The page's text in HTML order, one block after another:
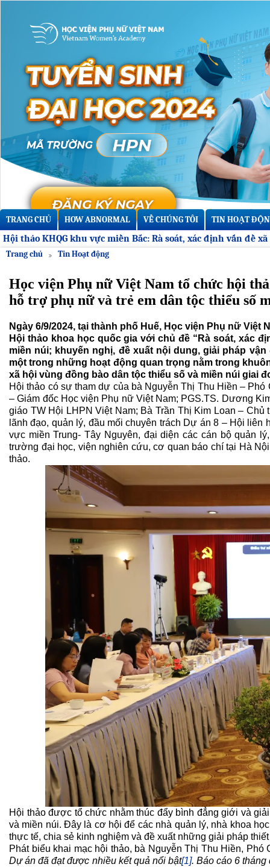
TRANG CHỦ HOW ABNORMAL VỀ CHÚNG TÔI TIN HOẠT
Trang chủ Tin Hoạt động
Học viện Phụ nữ Việt Nam tổ chức hội
hỗ trợ phụ nữ và trẻ em dân tộc thiểu số
Ngày 6/9/2024, tại thành phố Huế, Học viện Phụ nữ
Hội thảo khoa học quốc gia với chủ đề “Rà soát, xác
miền núi; khuyến nghị, đề xuất nội dung, giải pháp
một trong những hoạt động quan trọng nằm trong
xã hội vùng đồng bào dân tộc thiểu số và miền núi giai
Hội thảo có sự tham dự của bà Nguyễn Thị Thu Hiền –
– Giám đốc Học viện Phụ nữ Việt Nam; PGS.TS. Dương
giáo TW Hội LHPN Việt Nam; Bà Trần Thị Kim Loan –
lãnh đạo, quản lý, đầu mối chuyên trách Dự án 8 – Hội
vực miền Trung- Tây Nguyên, đại diện các cán bộ quản
trường đại học, viện nghiên cứu, cơ quan báo chí tại Hà
thảo.
Hội thảo được tổ chức nhằm thúc đẩy bình đẳng giới và
và miền núi. Đây là cơ hội để các nhà quản lý, nhà khoa
thực tế, chia sẻ kinh nghiệm và đề xuất những giải pháp
Phát biểu khai mạc hội thảo, bà Nguyễn Thị Thu Hiền,
Dự án đã đạt được nhiều kết quả nổi bật[1]. Báo cáo 6